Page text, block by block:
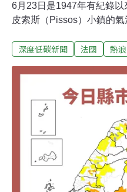
6月23日是1947年有紀錄
皮索斯（Pissos）小鎮的
區發布熱浪紅色警報，就
來最嚴重的一次。法國公
爆發以來，法國「超額死
衝擊日常空前熱浪連帶衝
巴黎市24小時開放市區多
建議民眾盡可能居家辦公
鐵擔心電車線受損和鐵軌
的班次。大巴黎區區長波
告，極端高溫下，鐵軌無法
深度低碳新聞 法國 熱浪